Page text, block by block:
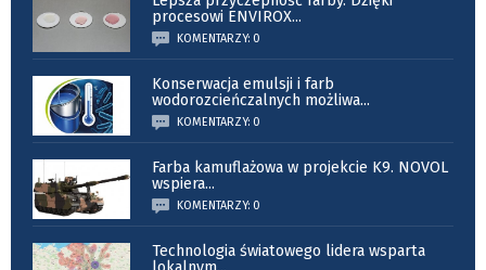
procesowi ENVIROX...
KOMENTARZY: 0
Konserwacja emulsji i farb
wodorozcieńczalnych możliwa...
KOMENTARZY: 0
Farba kamuflażowa w projekcie K9. NOVOL
wspiera...
KOMENTARZY: 0
Technologia światowego lidera wsparta